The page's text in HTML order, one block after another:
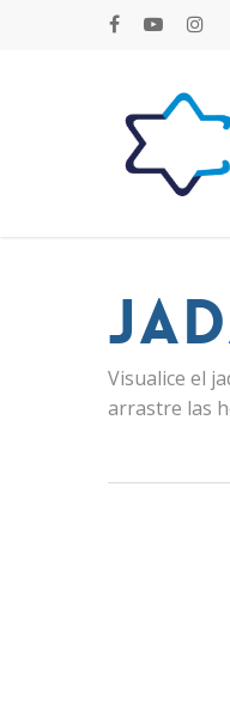
Visualice el
arrastre las